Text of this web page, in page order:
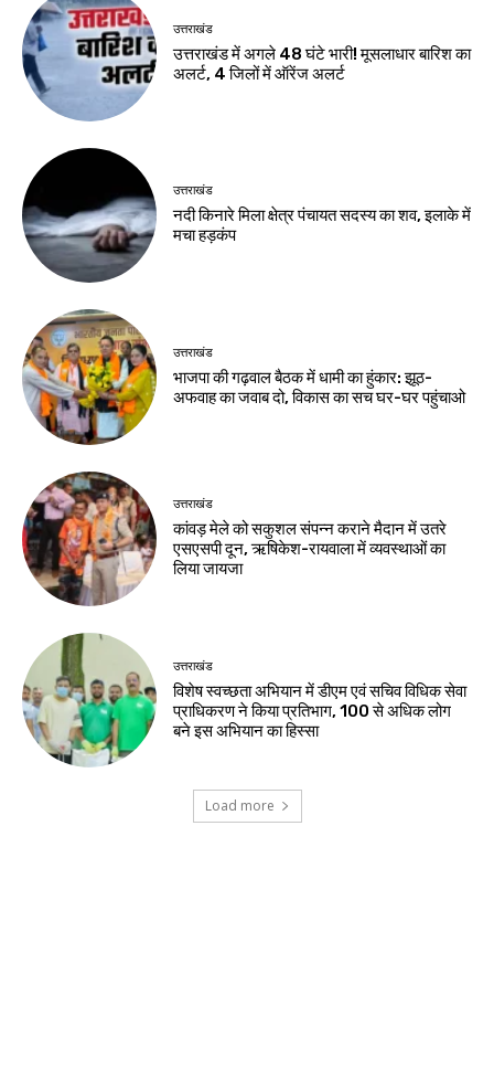
उत्तराखंड
उत्तराखंड में अगले 48 घंटे भारी! मूसलाधार बारिश का
अलर्ट, 4 जिलों में ऑरेंज अलर्ट
उत्तराखंड
नदी किनारे मिला क्षेत्र पंचायत सदस्य का शव, इलाके में
मचा हड़कंप
उत्तराखंड
भाजपा की गढ़वाल बैठक में धामी का हुंकार: झूठ-
अफवाह का जवाब दो, विकास का सच घर-घर पहुंचाओ
उत्तराखंड
कांवड़ मेले को सकुशल संपन्न कराने मैदान में उतरे
एसएसपी दून, ऋषिकेश-रायवाला में व्यवस्थाओं का
लिया जायजा
उत्तराखंड
विशेष स्वच्छता अभियान में डीएम एवं सचिव विधिक सेवा
प्राधिकरण ने किया प्रतिभाग, 100 से अधिक लोग
बने इस अभियान का हिस्सा
Load more